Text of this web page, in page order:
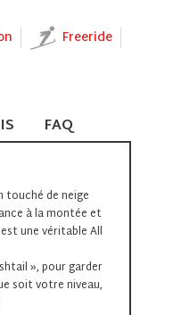
Freeride
FAQ
touché de neige
à la montée et
une véritable All
», pour garder
soit votre niveau,